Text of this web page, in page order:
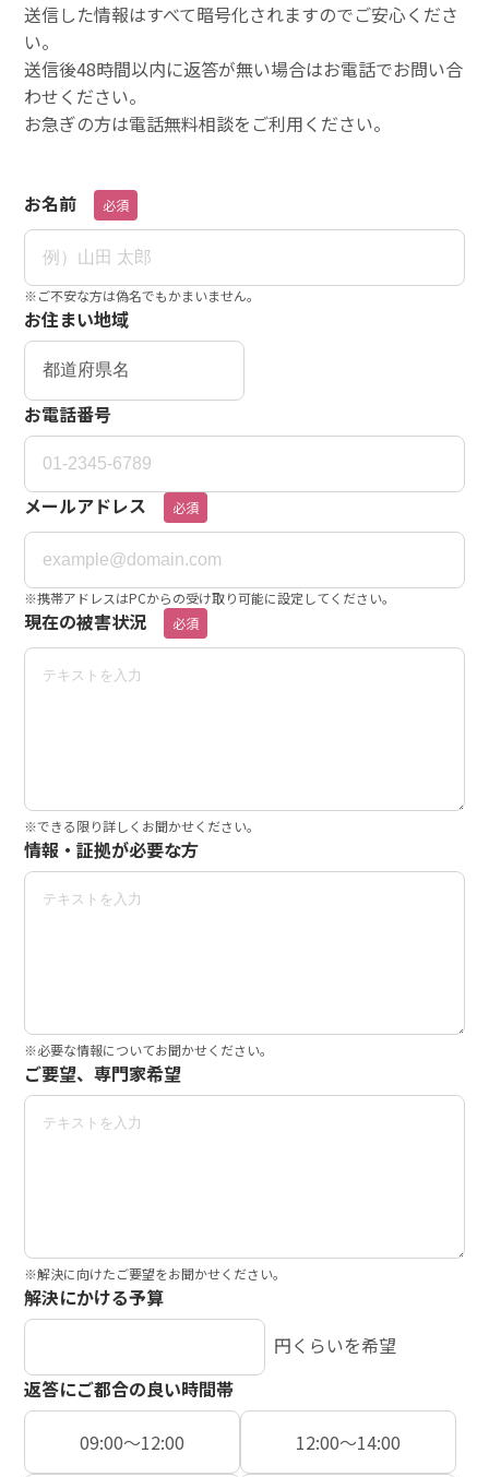
送信した情報はすべて暗号化されますのでご安心くださ
い。
送信後48時間以内に返答が無い場合はお電話でお問い合
わせください。
お急ぎの方は電話無料相談をご利用ください。
お名前 必須
※ご不安な方は偽名でもかまいません。
お住まい地域
お電話番号
メールアドレス 必須
※携帯アドレスはPCからの受け取り可能に設定してください。
現在の被害状況 必須
※できる限り詳しくお聞かせください。
情報・証拠が必要な方
※必要な情報についてお聞かせください。
ご要望、専門家希望
※解決に向けたご要望をお聞かせください。
解決にかける予算
円くらいを希望
返答にご都合の良い時間帯
09:00〜12:00 12:00〜14:00